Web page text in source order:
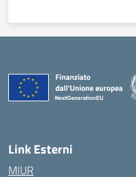
Link Esterni
MIUR